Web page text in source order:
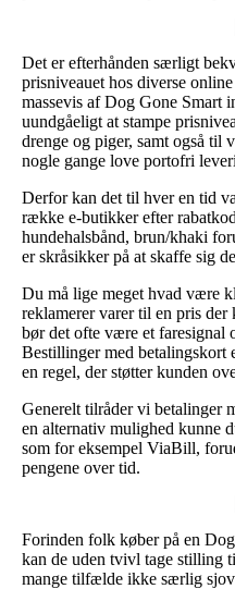
Det er efterhånden særligt
prisniveauet hos diverse
massevis af Dog Gone Smart
uundgåeligt at stampe
drenge og piger, samt også til
nogle gange love portofri
Derfor kan det til hver en tid
række e-butikker efter
hundehalsbånd, brun/khaki
er skråsikker på at skaffe sig
Du må lige meget hvad være
reklamerer varer til en pris
bør det ofte være et faresignal
Bestillinger med betalingskort
en regel, der støtter kunden
Generelt tilråder vi betalinger
en alternativ mulighed kunne
som for eksempel ViaBill,
pengene over tid.
Forinden folk køber på en
kan de uden tvivl tage stilling
mange tilfælde ikke særlig